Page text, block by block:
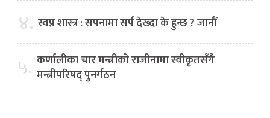
४. स्वप्न शास्त्र : सपनामा सर्प देख्दा के हुन्छ ? जानौं
५. कर्णालीका चार मन्त्रीको राजीनामा स्वीकृतसँगै
मन्त्रीपरिषद् पुनर्गठन